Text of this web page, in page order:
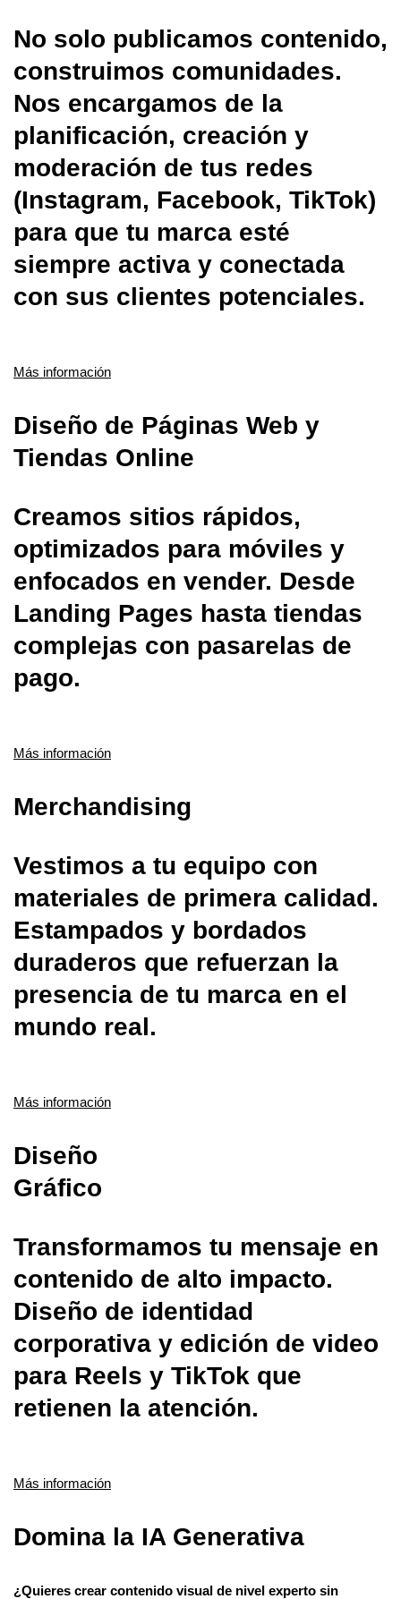
No solo publicamos contenido,
construimos comunidades.
Nos encargamos de la
planificación, creación y
moderación de tus redes
(Instagram, Facebook, TikTok)
para que tu marca esté
siempre activa y conectada
con sus clientes potenciales.
Más información
Diseño de Páginas Web y
Tiendas Online
Creamos sitios rápidos,
optimizados para móviles y
enfocados en vender. Desde
Landing Pages hasta tiendas
complejas con pasarelas de
pago.
Más información
Merchandising
Vestimos a tu equipo con
materiales de primera calidad.
Estampados y bordados
duraderos que refuerzan la
presencia de tu marca en el
mundo real.
Más información
Diseño
Gráfico
Transformamos tu mensaje en
contenido de alto impacto.
Diseño de identidad
corporativa y edición de video
para Reels y TikTok que
retienen la atención.
Más información
Domina la IA Generativa
¿Quieres crear contenido visual de nivel experto sin